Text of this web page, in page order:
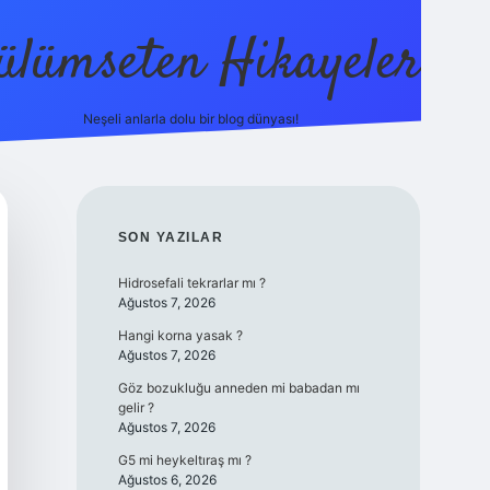
Hikayeler
Neşeli anlarla dolu bir blog dünyası!
SIDEBAR
SON YAZILAR
Hidrosefali tekrarlar mı ?
Ağustos 7, 2026
Hangi korna yasak ?
Ağustos 7, 2026
Göz bozukluğu anneden mi babadan mı
gelir ?
Ağustos 7, 2026
G5 mi heykeltıraş mı ?
Ağustos 6, 2026